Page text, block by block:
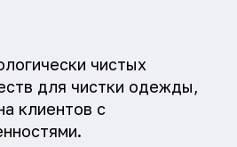
чистых
для чистки одежды,
клиентов с